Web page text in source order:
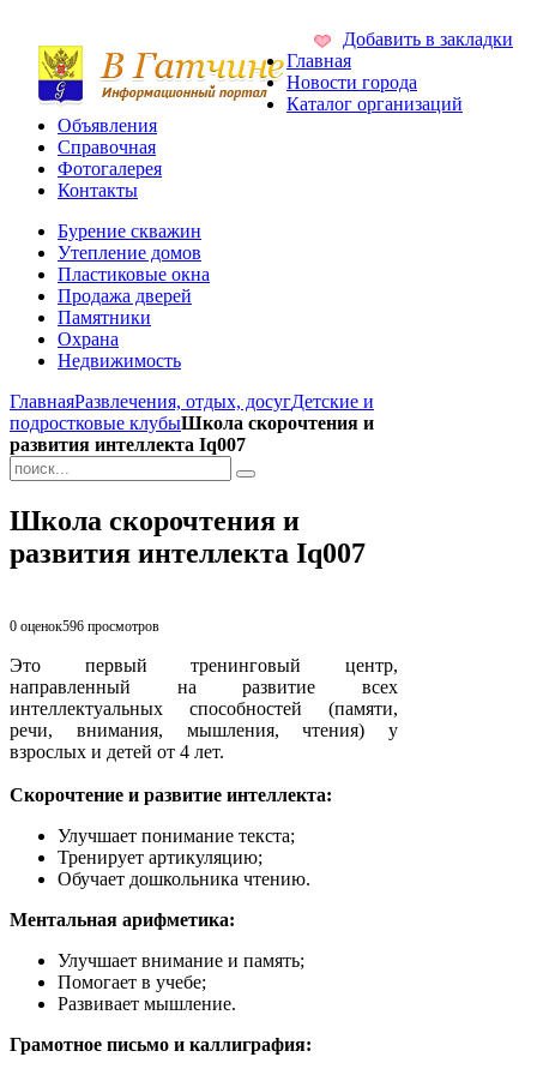
Добавить в закладки
Главная
Новости города
Каталог организаций
Объявления
Справочная
Фотогалерея
Контакты
Бурение скважин
Утепление домов
Пластиковые окна
Продажа дверей
Памятники
Охрана
Недвижимость
ГлавнаяРазвлечения, отдых, досугДетские и
подростковые клубыШкола скорочтения и
развития интеллекта Iq007
Школа скорочтения и
развития интеллекта Iq007
0 оценок596 просмотров
Это первый тренинговый центр,
направленный на развитие всех
интеллектуальных способностей (памяти,
речи, внимания, мышления, чтения) у
взрослых и детей от 4 лет.
Скорочтение и развитие интеллекта:
Улучшает понимание текста;
Тренирует артикуляцию;
Обучает дошкольника чтению.
Ментальная арифметика:
Улучшает внимание и память;
Помогает в учебе;
Развивает мышление.
Грамотное письмо и каллиграфия: